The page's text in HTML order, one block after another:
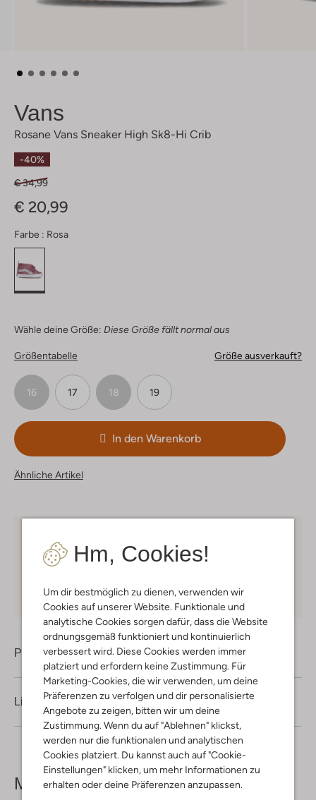
Hm, Cookies!
Um dir bestmöglich zu dienen, verwenden wir
Cookies auf unserer Website. Funktionale und
analytische Cookies sorgen dafür, dass die Website
ordnungsgemäß funktioniert und kontinuierlich
verbessert wird. Diese Cookies werden immer
platziert und erfordern keine Zustimmung. Für
Marketing-Cookies, die wir verwenden, um deine
Präferenzen zu verfolgen und dir personalisierte
Angebote zu zeigen, bitten wir um deine
Zustimmung. Wenn du auf "Ablehnen" klickst,
werden nur die funktionalen und analytischen
Cookies platziert. Du kannst auch auf "Cookie-
Einstellungen" klicken, um mehr Informationen zu
erhalten oder deine Präferenzen anzupassen.
Vans
Rosane Vans Sneaker High Sk8-Hi Crib
-40%
€ 34,99
€ 20,99
Farbe : Rosa
Wähle deine Größe: Diese Größe fällt normal aus
Größentabelle Größe ausverkauft?
16 17 18 19
In den Warenkorb
Ähnliche Artikel
Kostenloser Versand
Mitglieder in Deutschland
Produktinformation
Lieferung & Rückgabe
Mehr sehen